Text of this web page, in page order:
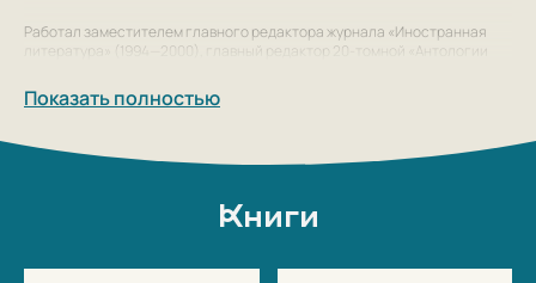
Работал заместителем главного редактора журнала «Иностранная
литература» (1994—2000), главный редактор 20-томной «Антологии
«Пушкинская библиотека» (Фонд Сороса).
псевдонимом «Борис Акунин». Японское слово «акунин» (яп. 悪人) не
имеет адекватного перевода на русский язык. Приблизительно его
соблюдающий законов». Подробнее об этом слове можно узнать в
одной из книг Б. Акунина (Г. Чхартишвили) «Алмазная колесница».
публикует под своим настоящим именем.
Показать полностью
Книги